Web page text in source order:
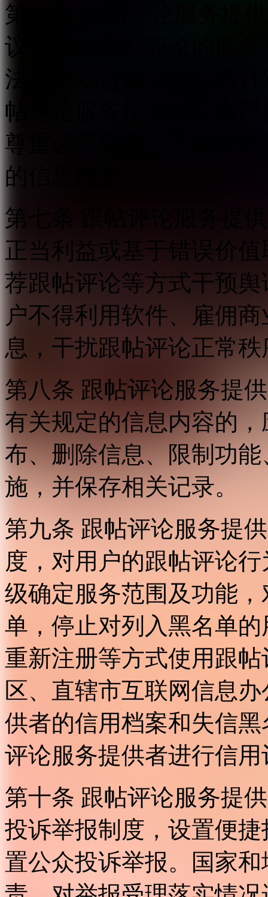
第六条 跟帖评论服务提
议，明确跟帖评论的服
法律法规告知义务，有
帖评论服务使用者应当
尊重公序良俗，不得发
的信息内容。
第七条 跟帖评论服务提
正当利益或基于错误价
荐跟帖评论等方式干预
户不得利用软件、雇佣
息，干扰跟帖评论正常
第八条 跟帖评论服务提
有关规定的信息内容的
布、删除信息、限制功
施，并保存相关记录。
第九条 跟帖评论服务提
度，对用户的跟帖评论
级确定服务范围及功能
单，停止对列入黑名单
重新注册等方式使用跟
区、直辖市互联网信息
供者的信用档案和失信
评论服务提供者进行信用
第十条 跟帖评论服务提
投诉举报制度，设置便
置公众投诉举报。国家